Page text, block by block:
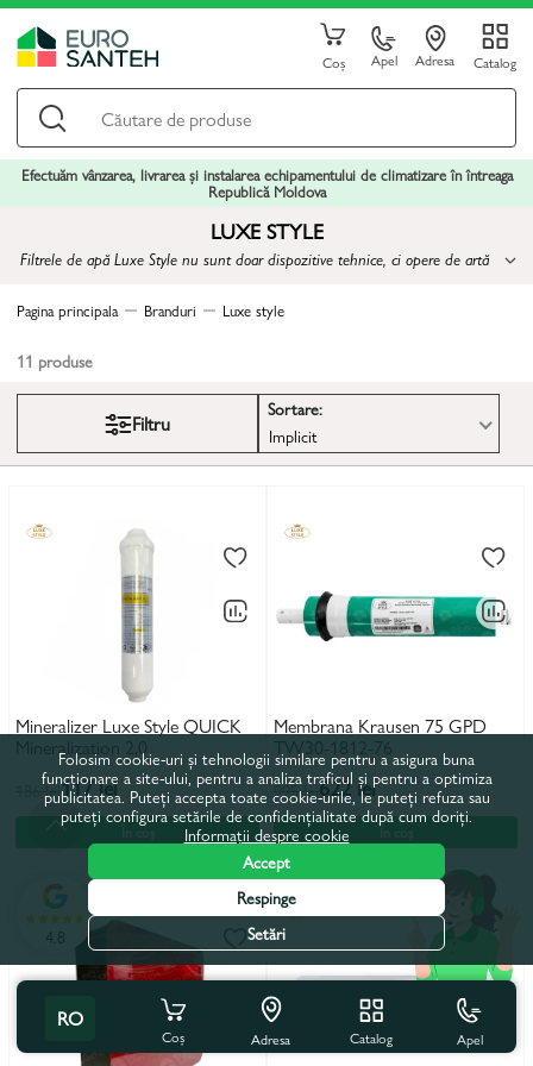
Coș Apel Adresa Catalog
Efectuăm vânzarea, livrarea și instalarea echipamentului de climatizare în întreaga
Republică Moldova
LUXE STYLE
Filtrele de apă Luxe Style nu sunt doar dispozitive tehnice, ci opere de artă
Pagina principala Branduri Luxe style
11 produse
Filtru
Sortare:
Implicit
Mineralizer Luxe Style QUICK
Mineralization 2,0
186 lei117 lei
În coș
Membrana Krausen 75 GPD
TW30-1812-76
995 lei622 lei
În coș
RO
Coș Adresa Catalog Apel
4.8
Folosim cookie-uri și tehnologii similare pentru a asigura buna
funcționare a site-ului, pentru a analiza traficul și pentru a optimiza
publicitatea. Puteți accepta toate cookie-urile, le puteți refuza sau
puteți configura setările de confidențialitate după cum doriți.
Informații despre cookie
Accept
Respinge
Setări